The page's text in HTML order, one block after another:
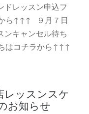
ドレッスン申込フ
ら↑↑↑ ９月７日
ンキャンセル待ち
はコチラから↑↑↑
レッスンスケ
お知らせ